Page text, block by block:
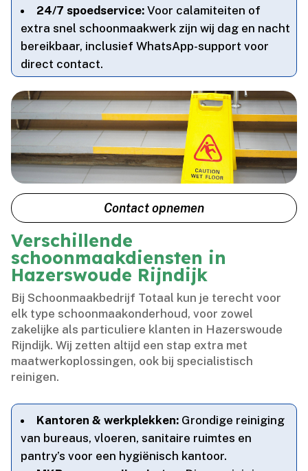
24/7 spoedservice: Voor calamiteiten of
extra snel schoonmaakwerk zijn wij dag en nacht
bereikbaar, inclusief WhatsApp-support voor
direct contact.​
Contact opnemen
Verschillende
schoonmaakdiensten in
Hazerswoude Rijndijk
Bij Schoonmaakbedrijf Totaal kun je terecht voor
elk type schoonmaakonderhoud, voor zowel
zakelijke als particuliere klanten in Hazerswoude
Rijndijk.​ Wij zetten altijd een stap extra met
maatwerkoplossingen, ook bij specialistisch
reinigen.​
Kantoren & werkplekken: Grondige reiniging
van bureaus, vloeren, sanitaire ruimtes en
pantry’s voor een hygiënisch kantoor.​